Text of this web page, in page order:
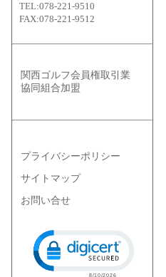
TEL:078-221-9510
FAX:078-221-9512
関西ゴルフ会員権取引業
協同組合加盟
プライバシーポリシー
サイトマップ
お問い合せ
Click to open